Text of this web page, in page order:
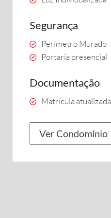
Segurança
Perímetro Murado
Portaria presencial
Documentação
Matrícula atualizada
Ver Condomínio